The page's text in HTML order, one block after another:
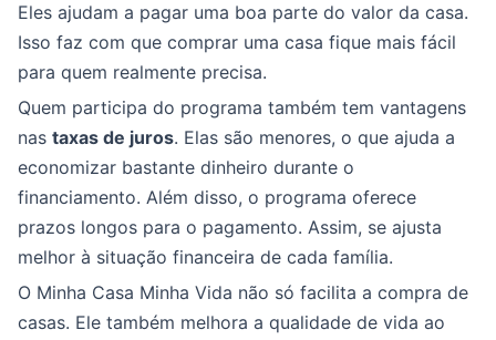
Eles ajudam a pagar uma boa parte do valor da casa.
Isso faz com que comprar uma casa fique mais fácil
para quem realmente precisa.
Quem participa do programa também tem vantagens
nas taxas de juros. Elas são menores, o que ajuda a
economizar bastante dinheiro durante o
financiamento. Além disso, o programa oferece
prazos longos para o pagamento. Assim, se ajusta
melhor à situação financeira de cada família.
O Minha Casa Minha Vida não só facilita a compra de
casas. Ele também melhora a qualidade de vida ao